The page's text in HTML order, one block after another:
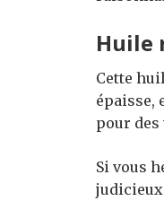
Huile
Cette
épaisse,
pour
Si vous
judicieux